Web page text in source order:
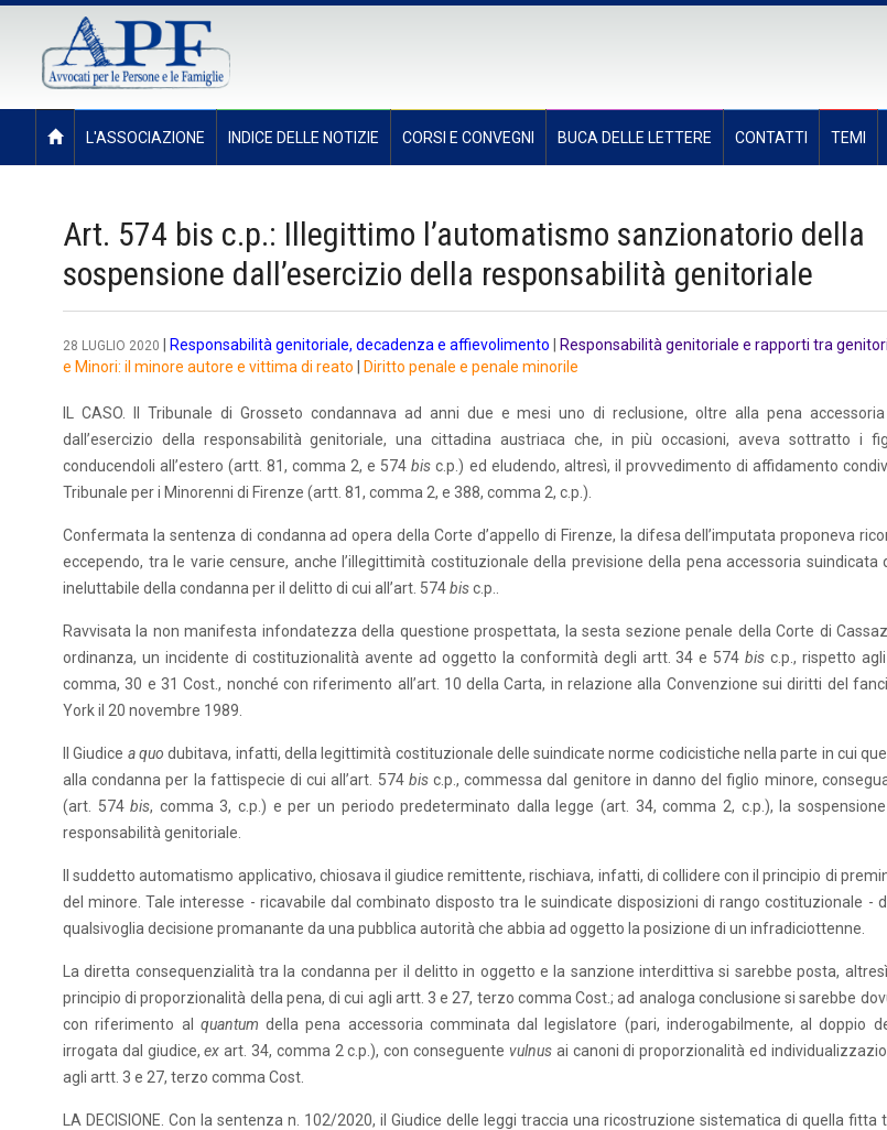
L'ASSOCIAZIONE INDICE DELLE NOTIZIE CORSI E CONVEGNI BUCA DELLE LETTERE CONTATTI TEMI
Art. 574 bis c.p.: Illegittimo l’automatismo sanzionatorio della
sospensione dall’esercizio della responsabilità genitoriale
28 LUGLIO 2020 Responsabilità genitoriale, decadenza e affievolimento Responsabilità genitoriale e rapporti tra
e Minori: il minore autore e vittima di reato
Diritto penale e penale minorile
IL CASO. Il Tribunale di Grosseto condannava ad anni due e mesi uno di reclusione, oltre alla pena
dall’esercizio della responsabilità genitoriale, una cittadina austriaca che, in più occasioni, aveva sottratto i
conducendoli all’estero (artt. 81, comma 2, e 574 bis c.p.) ed eludendo, altresì, il provvedimento di affidamento
Tribunale per i Minorenni di Firenze (artt. 81, comma 2, e 388, comma 2, c.p.).
Confermata la sentenza di condanna ad opera della Corte d’appello di Firenze, la difesa dell’imputata proponeva
eccependo, tra le varie censure, anche l’illegittimità costituzionale della previsione della pena accessoria suindicata
ineluttabile della condanna per il delitto di cui all’art. 574bisc.p..
Ravvisata la non manifesta infondatezza della questione prospettata, la sesta sezione penale della Corte di
ordinanza, un incidente di costituzionalità avente ad oggetto la conformità degli artt. 34 e 574bisc.p., rispetto
comma, 30 e 31 Cost., nonché con riferimento all’art. 10 della Carta, in relazione alla Convenzione sui diritti del
York il 20 novembre 1989.
Il Giudice a quo dubitava, infatti, della legittimità costituzionale delle suindicate norme codicistiche nella parte in cui
alla condanna per la fattispecie di cui all’art. 574 bisc.p., commessa dal genitore in danno del figlio minore,
(art. 574bis, comma 3, c.p.) e per un periodo predeterminato dalla legge (art. 34, comma 2, c.p.), la sospensione
responsabilità genitoriale.
Il suddetto automatismo applicativo, chiosava il giudice remittente, rischiava, infatti, di collidere con il principio di
del minore. Tale interesse - ricavabile dal combinato disposto tra le suindicate disposizioni di rango costituzionale -
qualsivoglia decisione promanante da una pubblica autorità che abbia ad oggetto la posizione di un infradiciottenne.
La diretta consequenzialità tra la condanna per il delitto in oggetto e la sanzione interdittiva si sarebbe posta,
principio di proporzionalità della pena, di cui agli artt. 3 e 27, terzo comma Cost.; ad analoga conclusione si sarebbe
con riferimento al quantum della pena accessoria comminata dal legislatore (pari, inderogabilmente, al doppio
irrogata dal giudice,ex art. 34, comma 2 c.p.), con conseguente vulnusai canoni di proporzionalità ed
agli artt. 3 e 27, terzo comma Cost.
LA DECISIONE. Con la sentenza n. 102/2020, il Giudice delle leggi traccia una ricostruzione sistematica di quella